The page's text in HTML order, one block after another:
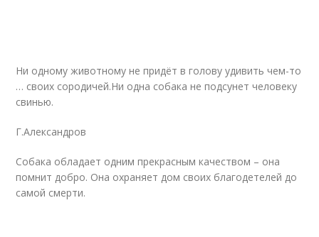
Ни одному животному не придёт в голову удивить чем-то
… своих сородичей.Ни одна собака не подсунет человеку
свинью.
Г.Александров
Собака обладает одним прекрасным качеством – она
помнит добро. Она охраняет дом своих благодетелей до
самой смерти.